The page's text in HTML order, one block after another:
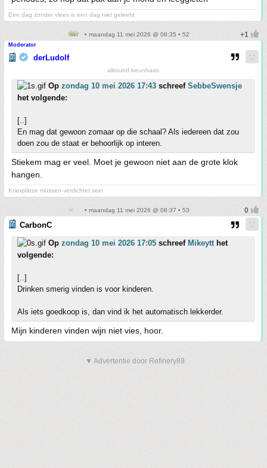
Een dag zonder vlees is een dag niet geleefd
• maandag 11 mei 2026 @ 08:35 • 52
Moderator
derLudolf
allround beunhaas
Op zondag 10 mei 2026 17:43 schreef SebbeSwensje
het volgende:
[..]
En mag dat gewoon zomaar op die schaal? Als iedereen dat zou
doen zou de staat er behoorlijk op interen.
Stiekem mag er veel. Moet je gewoon niet aan de grote klok
hangen.
Kranplätze müssen verdichtet sein
• maandag 11 mei 2026 @ 08:37 • 53
CarbonC
Op zondag 10 mei 2026 17:05 schreef Mikeytthet
volgende:
[..]
Drinken smerig vinden is voor kinderen.
Als iets goedkoop is, dan vind ik het automatisch lekkerder.
Mijn kinderen vinden wijn niet vies, hoor.
▼ Advertentie door Refinery89